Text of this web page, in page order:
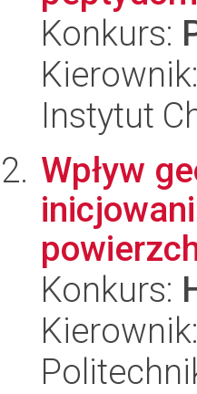
Konkurs:
Instytut
Wpływ
Konkurs: